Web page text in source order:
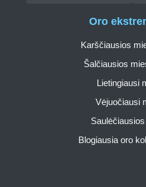
Oro
Karščiausios
Šalčiausios
Lietingiausi
Vėjuočiausi
Blogiausia oro